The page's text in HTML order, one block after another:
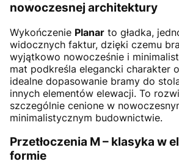
nowoczesnej architektury
Wykończenie Planar to gładka,
widocznych faktur, dzięki czemu
wyjątkowo nowocześnie i
mat podkreśla elegancki charakter
idealne dopasowanie bramy do
innych elementów elewacji. To
szczególnie cenione w
minimalistycznym budownictwie.
Przetłoczenia M – klasyka w
formie